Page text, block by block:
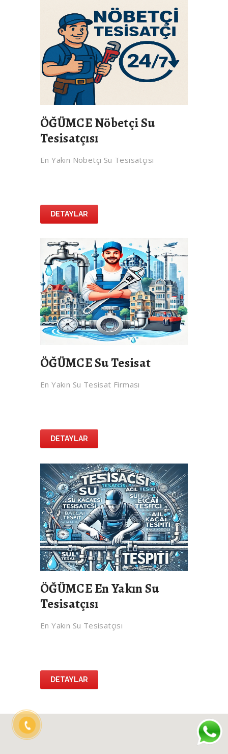
ÖĞÜMCE Nöbetçi Su
Tesisatçısı
En Yakın Nöbetçi Su Tesisatçısı
DETAYLAR
ÖĞÜMCE Su Tesisat
En Yakın Su Tesisat Firması
DETAYLAR
ÖĞÜMCE En Yakın Su
Tesisatçısı
En Yakın Su Tesisatçısı
DETAYLAR